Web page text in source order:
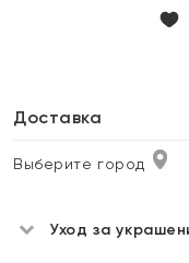
Доставка
Выберите город
Уход за